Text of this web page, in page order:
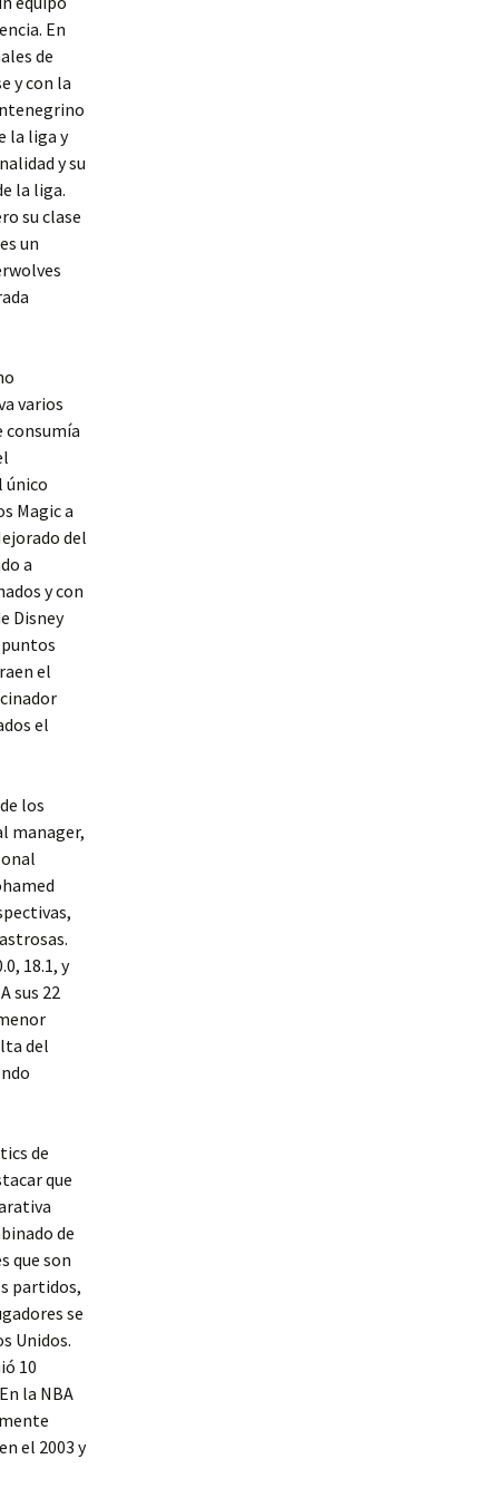
En
de
y con la
la liga y
y su
la liga.
su clase
un
varios
consumía
único
Magic a
del
a
y con
Disney
el
el
los
manager,
18.1, y
sus 22
del
de
que
de
que son
partidos,
se
Unidos.
10
la NBA
el 2003 y